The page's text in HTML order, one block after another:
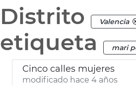
Distrito
Valencia
etiqueta
mari
Cinco calles mujeres
modificado hace 4 años